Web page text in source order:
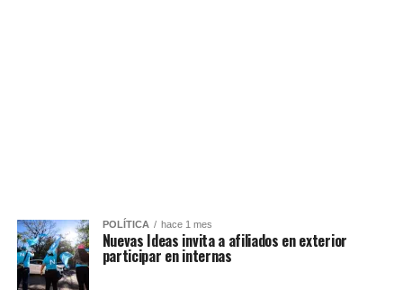
POLÍTICA hace 1 mes
Nuevas Ideas invita a afiliados en exterior
participar en internas